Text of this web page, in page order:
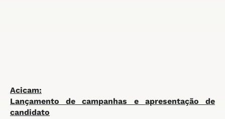
Acicam:
Lançamento de campanhas e apresentação de
candidato